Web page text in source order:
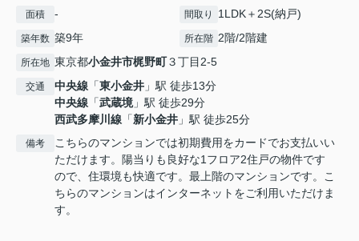
面積 - 間取り 1LDK＋2S(納戸)
築年数 築9年 所在階 2階/2階建
所在地 東京都小金井市梶野町３丁目2-5
交通 中央線 「東小金井 」駅 徒歩13分
中央線 「武蔵境」駅 徒歩29分
西武多摩川線 「新小金井 」駅 徒歩25分
備考
こちらのマンションでは初期費用をカードでお支払いい
ただけます。陽当りも良好な1フロア2住戸の物件です
ので、住環境も快適です。最上階のマンションです。こ
ちらのマンションはインターネットをご利用いただけま
す。